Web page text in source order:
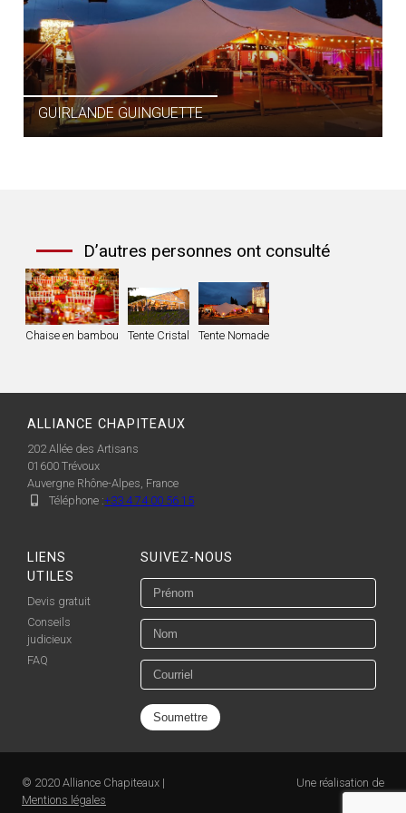
GUIRLANDE GUINGUETTE
D’autres personnes ont consulté
Chaise en bambou Tente Cristal Tente Nomade
ALLIANCE CHAPITEAUX
202 Allée des Artisans
01600 Trévoux
Auvergne Rhône-Alpes, France
Téléphone :+33 4 74 00 56 15
LIENS
UTILES
Devis gratuit
Conseils
judicieux
FAQ
SUIVEZ-NOUS
© 2020 Alliance Chapiteaux |
Mentions légales
Une réalisation de